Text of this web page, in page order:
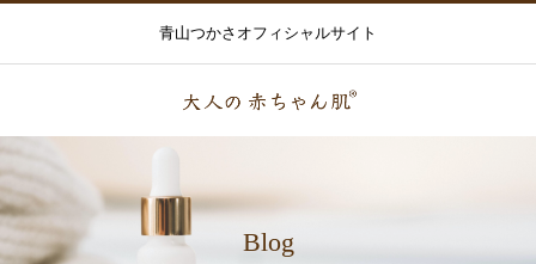
青山つかさオフィシャルサイト
Blog